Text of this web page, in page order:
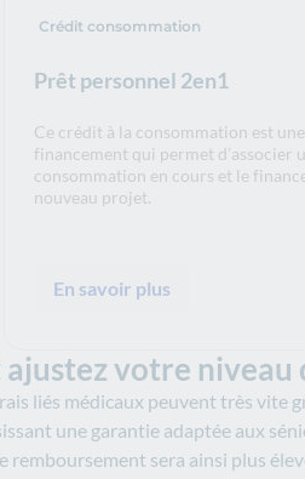
Prêt personnel 2en1
Crédit consommation
Ce crédit à la consommation est
financement qui permet d’associer
consommation en cours et le
nouveau projet.
En savoir plus
votre
liés médicaux peuvent très vite
une garantie adaptée aux
remboursement sera ainsi plus